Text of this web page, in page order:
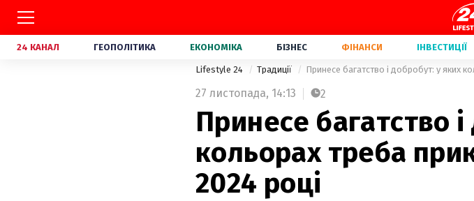
24 КАНАЛ ГЕОПОЛІТИКА ЕКОНОМІКА БІЗНЕС ФІНАНСИ ІНВЕСТИЦІЇ
Lifestyle 24 Традиції Принесе багатство і добробут: у яких
27 листопада, 14:13 2
Принесе багатство
кольорах треба
2024 році